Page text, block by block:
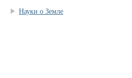
Науки о Земле